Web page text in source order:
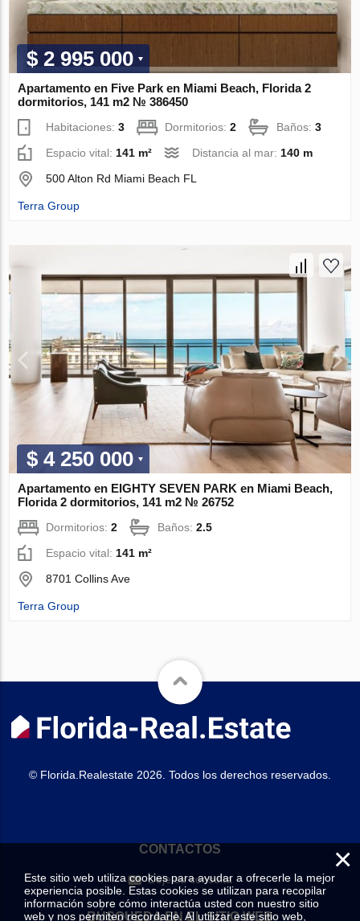
$ 2 995 000
Apartamento en Five Park en Miami Beach, Florida 2
dormitorios, 141 m2 № 386450
Habitaciones:3 Dormitorios:2 Baños:3
Espacio vital: 141 m² Distancia al mar: 140 m
500 Alton Rd Miami Beach FL
Terra Group
$ 4 250 000
Apartamento en EIGHTY SEVEN PARK en Miami Beach,
Florida 2 dormitorios, 141 m2 № 26752
Dormitorios:2 Baños:2.5
Espacio vital: 141 m²
8701 Collins Ave
Terra Group
© Florida.Realestate 2026. Todos los derechos reservados.
CONTACTOS
Deje su consulta
BÚSQUEDA EN EL SITIO WEB
×
Este sitio web utiliza cookies para ayudar a ofrecerle la mejor
experiencia posible. Estas cookies se utilizan para recopilar
información sobre cómo interactúa usted con nuestro sitio
web y nos permiten recordarle. Al utilizar este sitio web,